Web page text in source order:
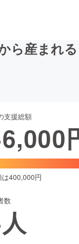
ファ
ア
ら産まれる
支援総額
は400,000円
数
人